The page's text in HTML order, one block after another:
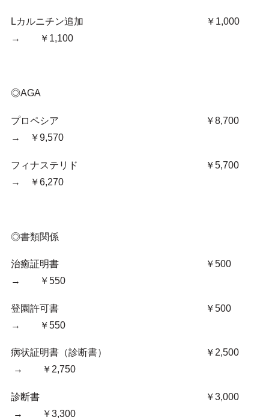
Lカルニチン追加 ￥1,000
→ ￥1,100
◎AGA
プロペシア ￥8,700
→ ￥9,570
フィナステリド ￥5,700
→ ￥6,270
◎書類関係
治癒証明書 ￥500
→ ￥550
登園許可書 ￥500
→ ￥550
病状証明書（診断書） ￥2,500
→ ￥2,750
診断書 ￥3,000
→ ￥3,300